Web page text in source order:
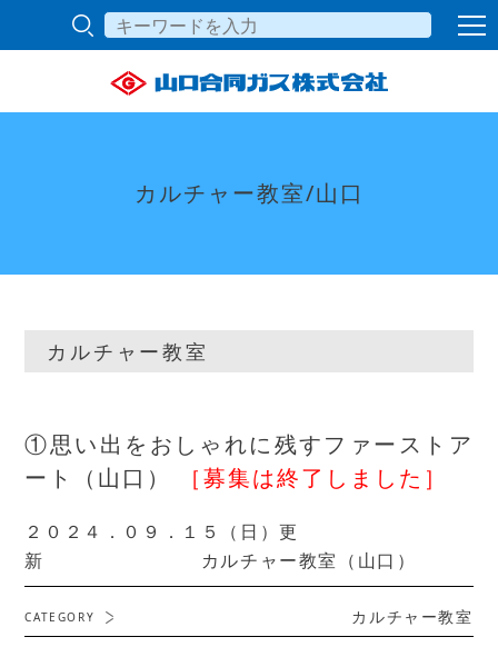
カルチャー教室/山口
カルチャー教室
①思い出をおしゃれに残すファーストア
ート（山口）
［募集は終了しました］
２０２４．０９．１５（日）更
新 カルチャー教室（山口）
CATEGORY カルチャー教室